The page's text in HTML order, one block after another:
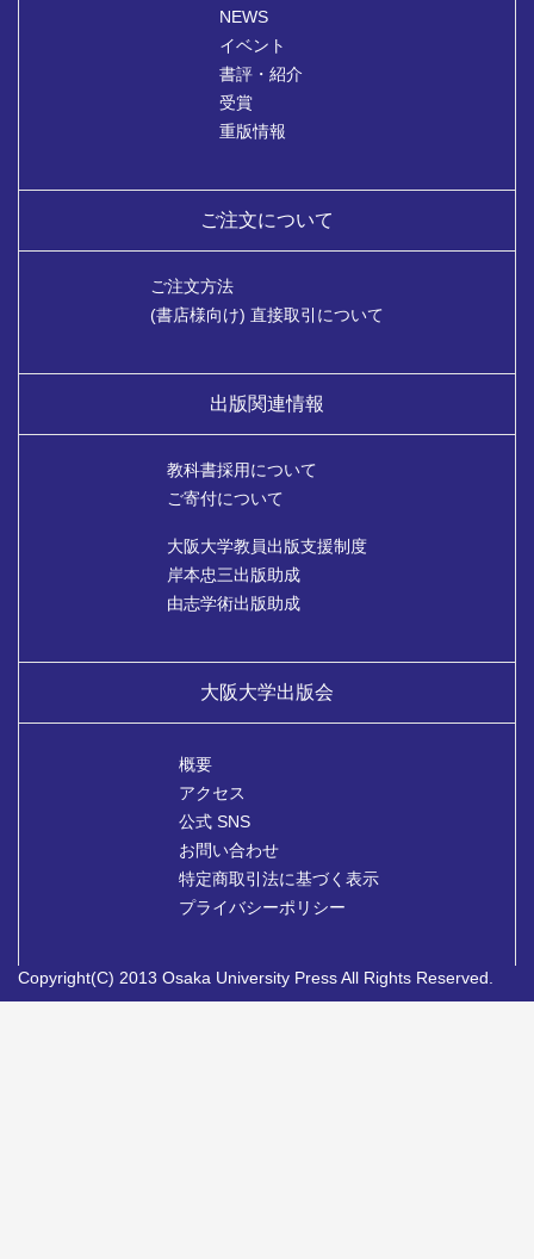
NEWS
イベント
書評・紹介
受賞
重版情報
ご注文について
ご注文方法
(書店様向け) 直接取引について
出版関連情報
教科書採用について
ご寄付について
大阪大学教員出版支援制度
岸本忠三出版助成
由志学術出版助成
大阪大学出版会
概要
アクセス
公式 SNS
お問い合わせ
特定商取引法に基づく表示
プライバシーポリシー
Copyright(C) 2013 Osaka University Press All Rights Reserved.